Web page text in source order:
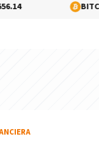
0.31%